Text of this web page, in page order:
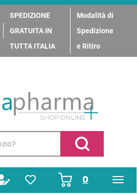
SPEDIZIONE
GRATUITA IN
TUTTA ITALIA
Modalità di
Spedizione
e Ritiro
Cerca Prodotto
0prodotti
inseriti